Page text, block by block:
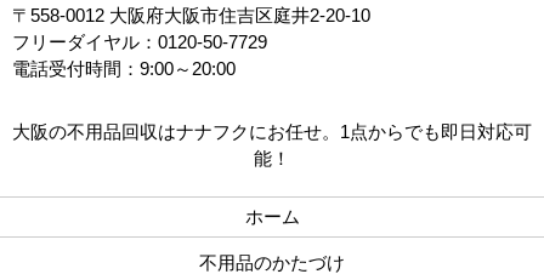
〒558-0012 大阪府大阪市住吉区庭井2-20-10
フリーダイヤル：0120-50-7729
電話受付時間：9:00～20:00
大阪の不用品回収はナナフクにお任せ。1点からでも即日対応可
能！
ホーム
不用品のかたづけ